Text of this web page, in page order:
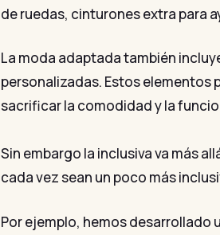
de ruedas, cinturones extra para
La moda adaptada también
personalizadas. Estos elementos
sacrificar la comodidad y la
Sin embargo la inclusiva va más
cada vez sean un poco más
Por ejemplo, hemos desarrollado